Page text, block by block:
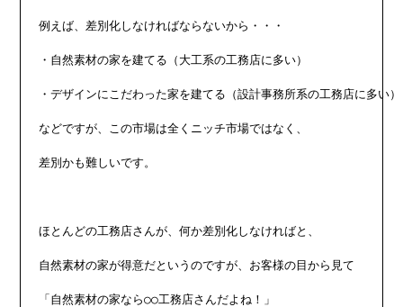
例えば、差別化しなければならないから・・・
・自然素材の家を建てる（大工系の工務店に多い）
・デザインにこだわった家を建てる（設計事務所系の工務店に多い）
などですが、この市場は全くニッチ市場ではなく、
差別かも難しいです。
ほとんどの工務店さんが、何か差別化しなければと、
自然素材の家が得意だというのですが、お客様の目から見て
「自然素材の家なら○○工務店さんだよね！」